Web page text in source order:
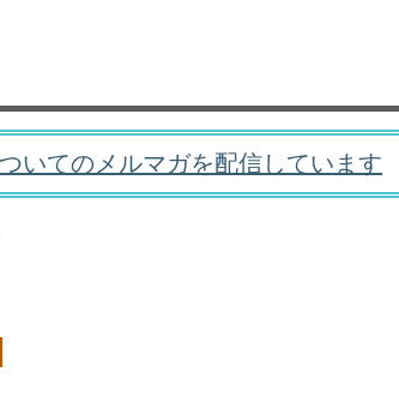
いてのメルマガを配信しています